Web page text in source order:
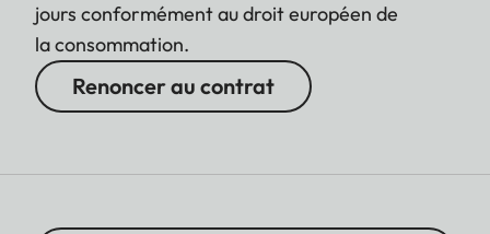
jours conformément au droit européen de
la consommation.
Renoncer au contrat